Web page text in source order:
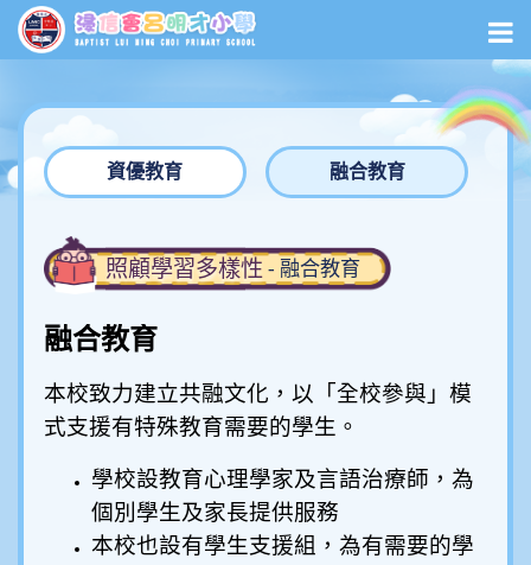
資優教育 融合教育
照顧學習多樣性 - 融合教育
融合教育
本校致力建立共融文化，以「全校參與」模
式支援有特殊教育需要的學生。
學校設教育心理學家及言語治療師，為
個別學生及家長提供服務
本校也設有學生支援組，為有需要的學